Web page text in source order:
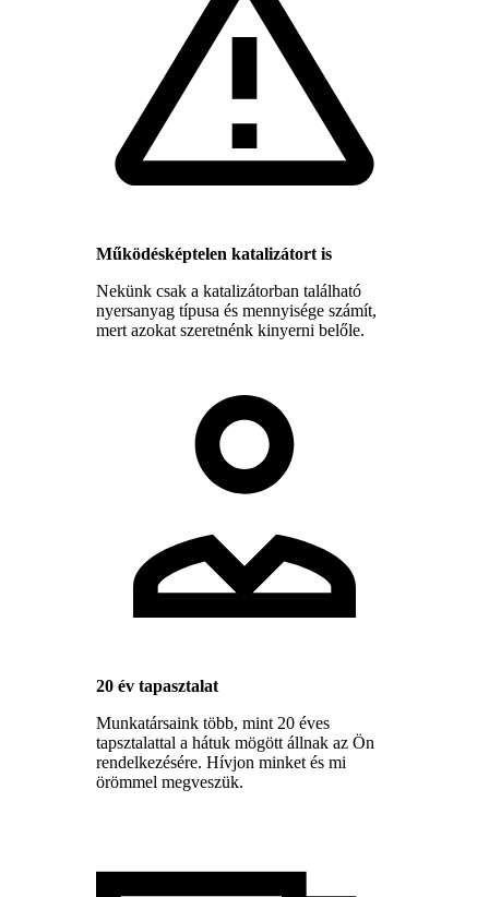
Működésképtelen katalizátort is
Nekünk csak a katalizátorban található
nyersanyag típusa és mennyisége számít,
mert azokat szeretnénk kinyerni belőle.
20 év tapasztalat
Munkatársaink több, mint 20 éves
tapsztalattal a hátuk mögött állnak az Ön
rendelkezésére. Hívjon minket és mi
örömmel megveszük.